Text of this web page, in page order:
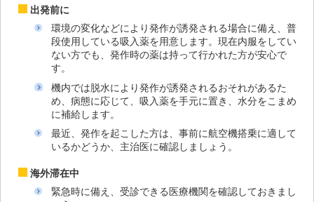
出発前に
環境の変化などにより発作が誘発される場合に備え、普
段使用している吸入薬を用意します。現在内服をしてい
ない方でも、発作時の薬は持って行かれた方が安心で
す。
機内では脱水により発作が誘発されるおそれがあるた
め、病態に応じて、吸入薬を手元に置き、水分をこまめ
に補給します。
最近、発作を起こした方は、事前に航空機搭乗に適して
いるかどうか、主治医に確認しましょう。
海外滞在中
緊急時に備え、受診できる医療機関を確認しておきまし